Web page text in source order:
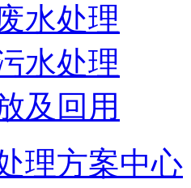
水处理
水处理
及回用
理方案中心